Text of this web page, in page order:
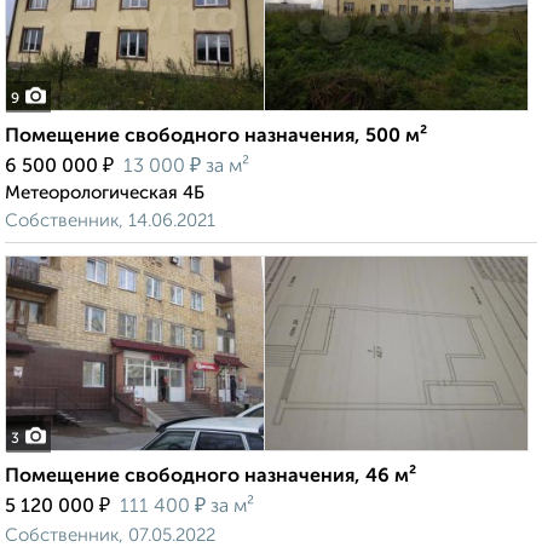
9
Помещение свободного назначения, 500 м²
6 500 000 ₽ 13 000 ₽ за м²
Метеорологическая 4Б
Собственник, 14.06.2021
3
Помещение свободного назначения, 46 м²
5 120 000 ₽ 111 400 ₽ за м²
Собственник, 07.05.2022